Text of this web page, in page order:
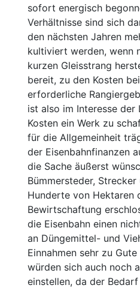
sofort energisch
Verhältnisse sind sich
den nächsten Jahren
kultiviert werden, wenn
kurzen Gleisstrang
bereit, zu den Kosten
erforderliche
ist also im Interesse der
Kosten ein Werk zu
für die Allgemeinheit
der Eisenbahnfinanzen
die Sache äußerst
Bümmersteder, Strecker
Hunderte von Hektaren
Bewirtschaftung
die Eisenbahn einen
an Düngemittel- und
Einnahmen sehr zu
würden sich auch noch
einstellen, da der